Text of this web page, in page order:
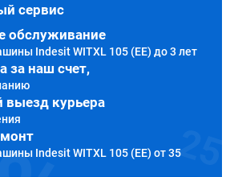
сервис
обслуживание
Indesit WITXL 105 (EE) до 3 лет
за наш счет,
выезд курьера
Indesit WITXL 105 (EE) от 35